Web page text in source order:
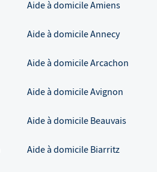
Aide à domicileAmiens
Aide à domicileAnnecy
Aide à domicileArcachon
Aide à domicileAvignon
Aide à domicile Beauvais
Aide à domicile Biarritz